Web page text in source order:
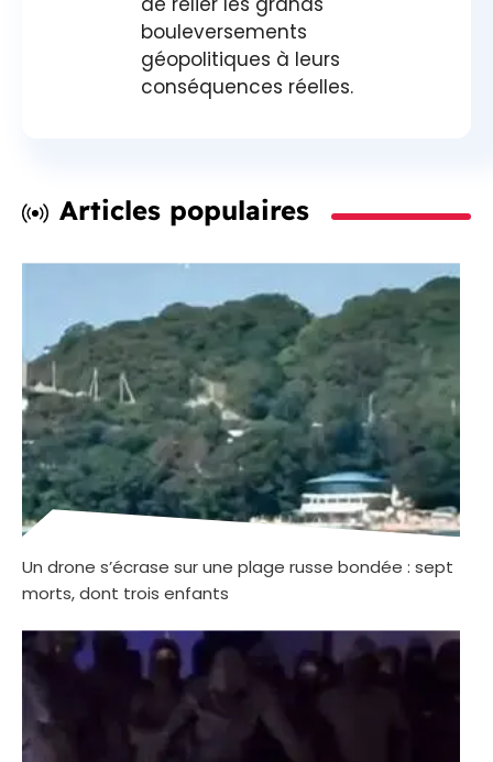
bouleversements
géopolitiques à leurs
conséquences réelles.
Articles populaires
Un drone s’écrase sur une plage russe bondée : sept
morts, dont trois enfants